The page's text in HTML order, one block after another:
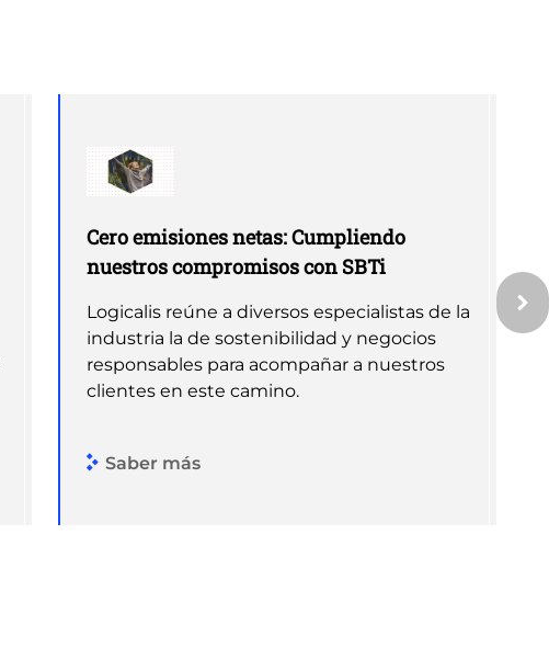
Cero emisiones netas: Cumpliendo
nuestros compromisos con SBTi
Logicalis reúne a diversos especialistas de la
industria la de sostenibilidad y negocios
responsables para acompañar a nuestros
clientes en este camino.
Saber más